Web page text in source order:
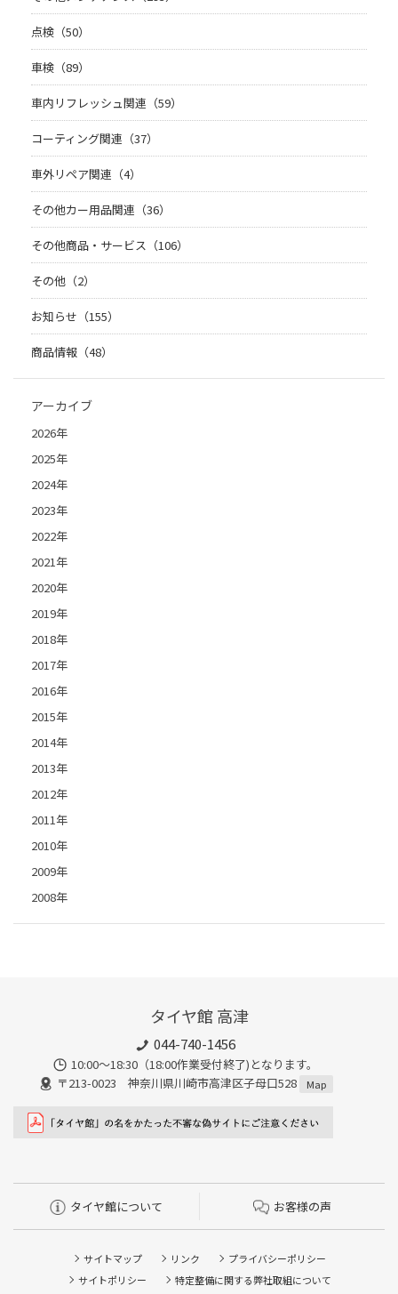
点検（50）
車検（89）
車内リフレッシュ関連（59）
コーティング関連（37）
車外リペア関連（4）
その他カー用品関連（36）
その他商品・サービス（106）
その他（2）
お知らせ（155）
商品情報（48）
アーカイブ
2026年
2025年
2024年
2023年
2022年
2021年
2020年
2019年
2018年
2017年
2016年
2015年
2014年
2013年
2012年
2011年
2010年
2009年
2008年
タイヤ館 高津
044-740-1456
10:00～18:30（18:00作業受付終了)となります。
〒213-0023 神奈川県川崎市高津区子母口528
Map
タイヤ館について お客様の声
サイトマップ リンク
プライバシーポリシー
サイトポリシー
特定整備に関する弊社取組について